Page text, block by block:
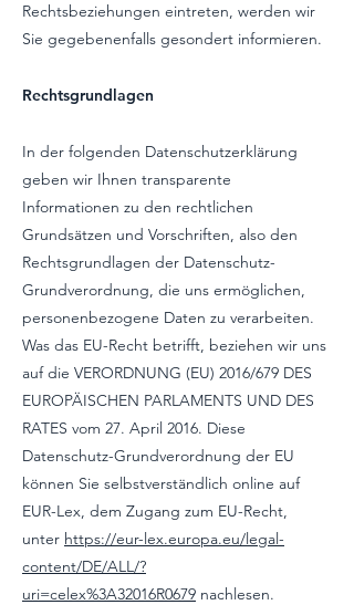
Rechtsbeziehungen eintreten, werden wir
Sie gegebenenfalls gesondert informieren.
Rechtsgrundlagen
In der folgenden Datenschutzerklärung
geben wir Ihnen transparente
Informationen zu den rechtlichen
Grundsätzen und Vorschriften, also den
Rechtsgrundlagen der Datenschutz-
Grundverordnung, die uns ermöglichen,
personenbezogene Daten zu verarbeiten.
Was das EU-Recht betrifft, beziehen wir uns
auf die VERORDNUNG (EU) 2016/679 DES
EUROPÄISCHEN PARLAMENTS UND DES
RATES vom 27. April 2016. Diese
Datenschutz-Grundverordnung der EU
können Sie selbstverständlich online auf
EUR-Lex, dem Zugang zum EU-Recht,
unter https://eur-lex.europa.eu/legal-
content/DE/ALL/?
uri=celex%3A32016R0679 nachlesen.